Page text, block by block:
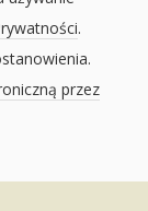
.
przez